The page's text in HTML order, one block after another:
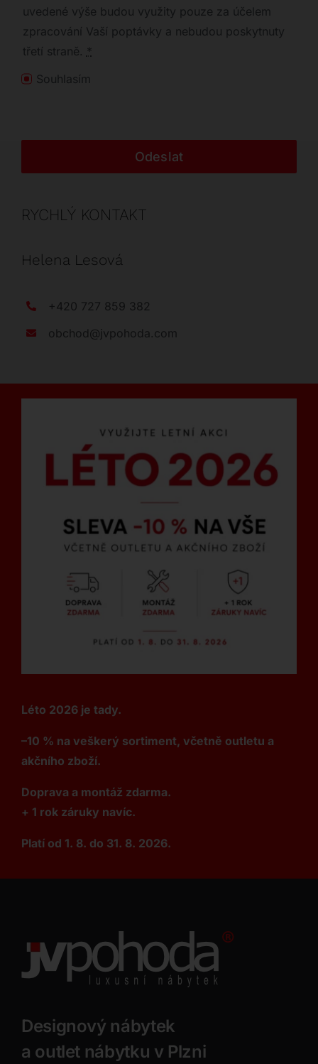
uvedené výše budou využity pouze za účelem
zpracování Vaší poptávky a nebudou poskytnuty
třetí straně. *
Souhlasím
Odeslat
RYCHLÝ KONTAKT
Helena Lesová
+420 727 859 382
obchod@jvpohoda.com
Léto 2026 je tady.
–10 % na veškerý sortiment, včetně outletu a
akčního zboží.
Doprava a montáž zdarma.
+ 1 rok záruky navíc.
Platí od 1. 8. do 31. 8. 2026.
Designový nábytek
a outlet nábytku v Plzni